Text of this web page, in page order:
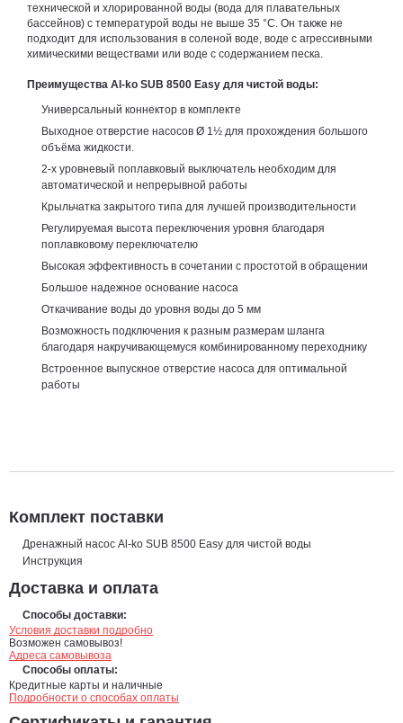
технической и хлорированной воды (вода для плавательных
бассейнов) с температурой воды не выше 35 °C. Он также не
подходит для использования в соленой воде, воде с агрессивными
химическими веществами или воде с содержанием песка.
Преимущества Al-ko SUB 8500 Easy для чистой воды:
Универсальный коннектор в комплекте
Выходное отверстие насосов Ø 1½ для прохождения большого
объёма жидкости.
2-х уровневый поплавковый выключатель необходим для
автоматической и непрерывной работы
Крыльчатка закрытого типа для лучшей производительности
Регулируемая высота переключения уровня благодаря
поплавковому переключателю
Высокая эффективность в сочетании с простотой в обращении
Большое надежное основание насоса
Откачивание воды до уровня воды до 5 мм
Возможность подключения к разным размерам шланга
благодаря накручивающемуся комбинированному переходнику
Встроенное выпускное отверстие насоса для оптимальной
работы
Комплект поставки
Дренажный насос Al-ko SUB 8500 Easy для чистой воды
Инструкция
Доставка и оплата
Способы доставки:
Условия доставки подробно
Возможен самовывоз!
Адреса самовывоза
Способы оплаты:
Кредитные карты и наличные
Подробности о способах оплаты